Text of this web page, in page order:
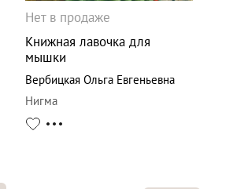
Нет в продаже
Книжная лавочка для
мышки
Вербицкая Ольга Евгеньевна
Нигма